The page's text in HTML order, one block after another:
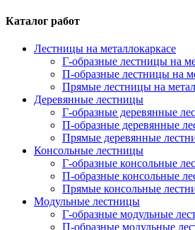
Каталог работ
Лестницы на металлокаркасе
Г-образные лестницы на
П-образные лестницы на
Прямые лестницы на
Деревянные лестницы
Г-образные деревянные
П-образные деревянные
Прямые деревянные
Консольные лестницы
Г-образные консольные
П-образные консольные
Прямые консольные
Модульные лестницы
Г-образные модульные
П-образные модульные